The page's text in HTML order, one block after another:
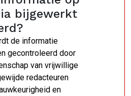
bijgewerkt
de informatie
gecontroleerd door
van vrijwillige
redacteuren
en